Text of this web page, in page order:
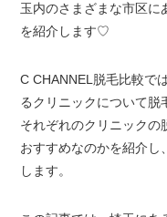
玉内のさまざまな市区に
を紹介します♡
C CHANNEL脱毛比較で
るクリニックについて脱
それぞれのクリニックの
おすすめなのかを紹介し
します。